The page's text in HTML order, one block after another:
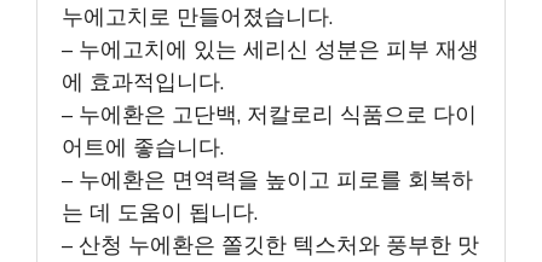
누에고치로 만들어졌습니다.
– 누에고치에 있는 세리신 성분은 피부 재생
에 효과적입니다.
– 누에환은 고단백, 저칼로리 식품으로 다이
어트에 좋습니다.
– 누에환은 면역력을 높이고 피로를 회복하
는 데 도움이 됩니다.
– 산청 누에환은 쫄깃한 텍스처와 풍부한 맛